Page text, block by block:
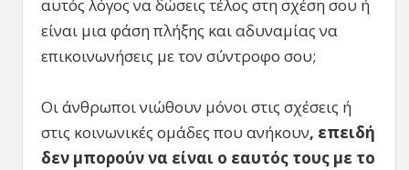
αυτός λόγος να δώσεις τέλος στη σχέση σου ή
είναι μια φάση πλήξης και αδυναμίας να
επικοινωνήσεις με τον σύντροφο σου;
Οι άνθρωποι νιώθουν μόνοι στις σχέσεις ή
στις κοινωνικές ομάδες που ανήκουν, επειδή
δεν μπορούν να είναι ο εαυτός τους με το